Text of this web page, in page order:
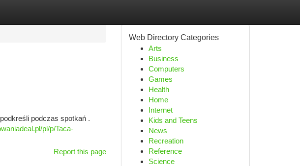
podczas spotkań .
pl/p/Taca-
Report this page
Web Directory Categories
Arts
Business
Computers
Games
Health
Home
Internet
Kids and Teens
News
Recreation
Reference
Science